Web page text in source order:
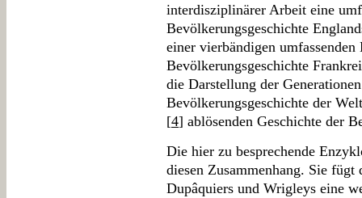
interdisziplinärer Arbeit eine
Bevölkerungsgeschichte
einer vierbändigen
Bevölkerungsgeschichte
die Darstellung der
Bevölkerungsgeschichte der
[4] ablösenden Geschichte der
Die hier zu besprechende
diesen Zusammenhang. Sie fügt
Dupâquiers und Wrigleys eine